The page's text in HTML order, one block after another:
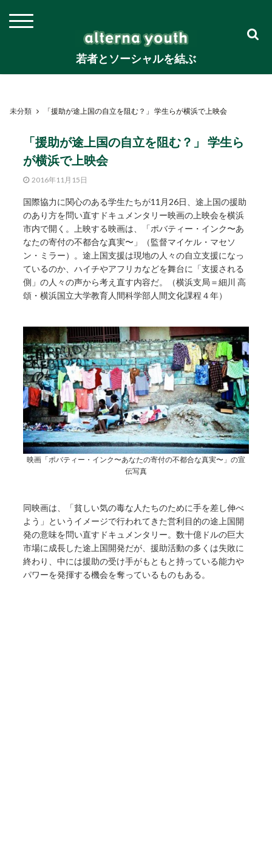
若者とソーシャルを結ぶ
未分類 「援助が途上国の自立を阻む？」 学生らが横浜で上映会
「援助が途上国の自立を阻む？」 学生ら
が横浜で上映会
2016年11月15日
国際協力に関心のある学生たちが11月26日、途上国の援助
のあり方を問い直すドキュメンタリー映画の上映会を横浜
市内で開く。上映する映画は、「ポバティー・インク〜あ
なたの寄付の不都合な真実〜」（監督マイケル・マセソ
ン・ミラー）。途上国支援は現地の人々の自立支援になっ
ているのか、ハイチやアフリカなどを舞台に「支援される
側」の人々の声から考え直す内容だ。（横浜支局＝細川 高
頌・横浜国立大学教育人間科学部人間文化課程４年）
映画「ポバティー・インク〜あなたの寄付の不都合な真実〜」の宣
伝写真
同映画は、「貧しい気の毒な人たちのために手を差し伸べ
よう」というイメージで行われてきた営利目的の途上国開
発の意味を問い直すドキュメンタリー。数十億ドルの巨大
市場に成長した途上国開発だが、援助活動の多くは失敗に
終わり、中には援助の受け手がもともと持っている能力や
パワーを発揮する機会を奪っているものもある。